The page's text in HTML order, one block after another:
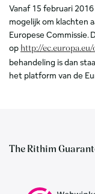
Vanaf 15 februari
mogelijk om klachten
Europese Commissie.
op http://
behandeling is dan
het platform van de
The Rithim